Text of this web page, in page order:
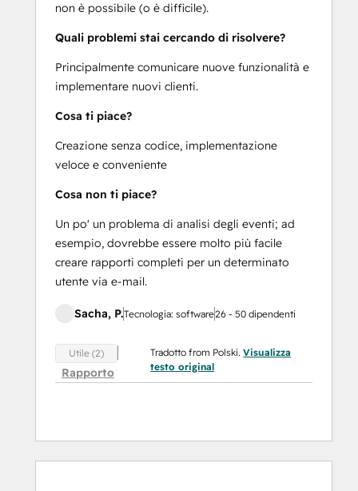
non è possibile (o è difficile).
Quali problemi stai cercando di risolvere?
Principalmente comunicare nuove funzionalità e
implementare nuovi clienti.
Cosa ti piace?
Creazione senza codice, implementazione
veloce e conveniente
Cosa non ti piace?
Un po' un problema di analisi degli eventi; ad
esempio, dovrebbe essere molto più facile
creare rapporti completi per un determinato
utente via e-mail.
Sacha, P.Tecnologia: software26 - 50 dipendenti
Utile (2)
Rapporto
Tradotto from Polski.Visualizza
testo original